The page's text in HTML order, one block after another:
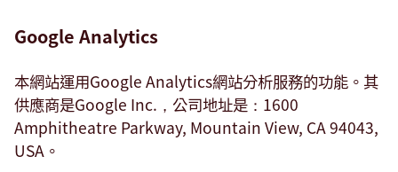
Google Analytics
本網站運用Google Analytics網站分析服務的功能。其
供應商是Google Inc.，公司地址是：1600
Amphitheatre Parkway, Mountain View, CA 94043,
USA。